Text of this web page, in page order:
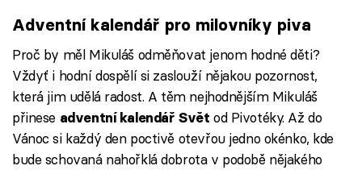
Adventní kalendář pro milovníky piva
Proč by měl Mikuláš odměňovat jenom hodné děti?
Vždyť i hodní dospělí si zaslouží nějakou pozornost,
která jim udělá radost. A těm nejhodnějším Mikuláš
přinese adventní kalendář Svět od Pivotéky. Až do
Vánoc si každý den poctivě otevřou jedno okénko, kde
bude schovaná nahořklá dobrota v podobě nějakého